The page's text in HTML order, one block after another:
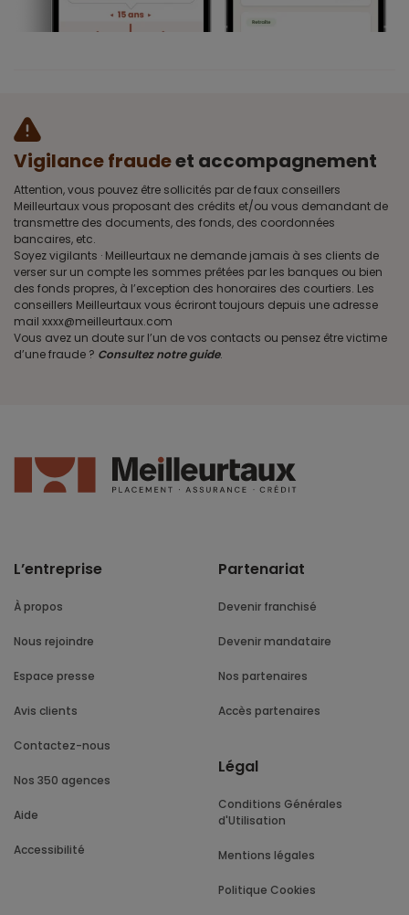
Vigilance fraudeet accompagnement
Attention, vous pouvez être sollicités par de faux conseillers
Meilleurtaux vous proposant des crédits et/ou vous demandant de
transmettre des documents, des fonds, des coordonnées
bancaires, etc.
Soyez vigilants · Meilleurtaux ne demande jamais à ses clients de
verser sur un compte les sommes prêtées par les banques ou bien
des fonds propres, à l’exception des honoraires des courtiers. Les
conseillers Meilleurtaux vous écriront toujours depuis une adresse
mail xxxx@meilleurtaux.com
Vous avez un doute sur l’un de vos contacts ou pensez être victime
d’une fraude ? Consultez notre guide.
L’entreprise
À propos
Nous rejoindre
Espace presse
Avis clients
Contactez-nous
Nos 350 agences
Aide
Accessibilité
Partenariat
Devenir franchisé
Devenir mandataire
Nos partenaires
Accès partenaires
Légal
Conditions Générales
d'Utilisation
Mentions légales
Politique Cookies